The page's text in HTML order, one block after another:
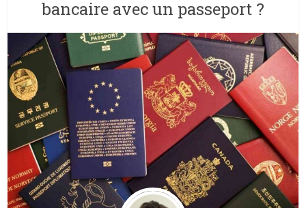
bancaire avec un passeport ?